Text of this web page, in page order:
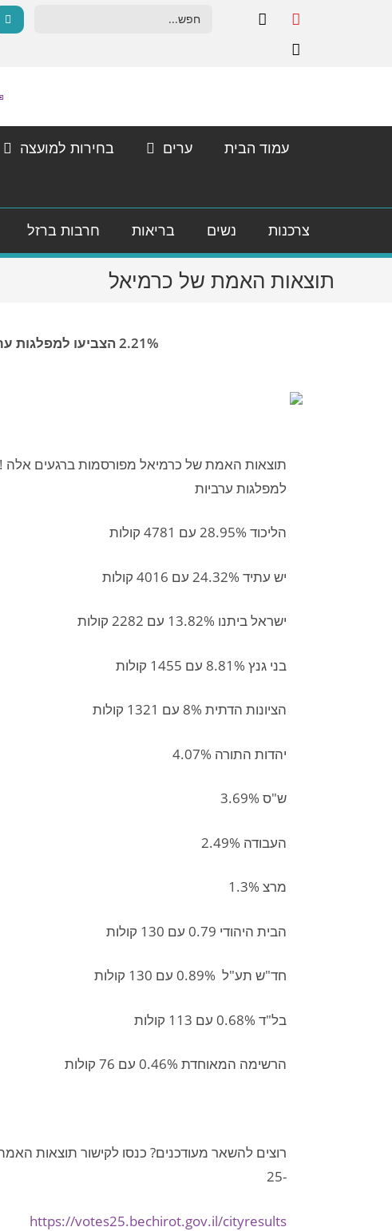
עמוד הבית ערים בחירות למועצה
צרכנות נשים בריאות חרבות ברזל
תוצאות האמת של כרמיאל
2.21% הצביעו למפלגות ערביות ליברמן ממשיך להפתיע ולהדר מוכתר הצביעו 38 איש !
למפלגות ערביות
הליכוד 28.95% עם 4781 קולות
יש עתיד 24.32% עם 4016 קולות
ישראל ביתנו 13.82% עם 2282 קולות
בני גנץ 8.81% עם 1455 קולות
הציונות הדתית 8% עם 1321 קולות
יהדות התורה 4.07%
ש"ס 3.69%
העבודה 2.49%
מרצ 1.3%
הבית היהודי 0.79 עם 130 קולות
חד"ש תע"ל 0.89% עם 130 קולות
בל"ד 0.68% עם 113 קולות
הרשימה המאוחדת 0.46% עם 76 קולות
רוצים להשאר מעודכנים? כנסו לקישור תוצאות
-25
https://votes25.bechirot.gov.il/cityresults